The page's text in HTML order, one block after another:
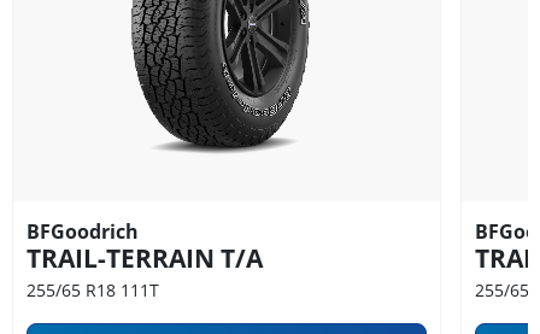
BFGoodrich
TRAIL-TERRAIN T/A
255/65 R18 111T 255/65